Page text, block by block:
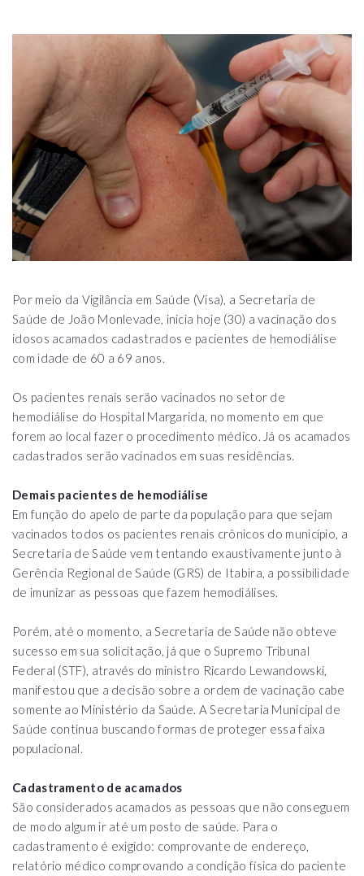
Por meio da Vigilância em Saúde (Visa), a Secretaria de
Saúde de João Monlevade, inicia hoje (30) a vacinação dos
idosos acamados cadastrados e pacientes de hemodiálise
com idade de 60 a 69 anos.
Os pacientes renais serão vacinados no setor de
hemodiálise do Hospital Margarida, no momento em que
forem ao local fazer o procedimento médico. Já os acamados
cadastrados serão vacinados em suas residências.
Demais pacientes de hemodiálise
Em função do apelo de parte da população para que sejam
vacinados todos os pacientes renais crônicos do município, a
Secretaria de Saúde vem tentando exaustivamente junto à
Gerência Regional de Saúde (GRS) de Itabira, a possibilidade
de imunizar as pessoas que fazem hemodiálises.
Porém, até o momento, a Secretaria de Saúde não obteve
sucesso em sua solicitação, já que o Supremo Tribunal
Federal (STF), através do ministro Ricardo Lewandowski,
manifestou que a decisão sobre a ordem de vacinação cabe
somente ao Ministério da Saúde. A Secretaria Municipal de
Saúde continua buscando formas de proteger essa faixa
populacional.
Cadastramento de acamados
São considerados acamados as pessoas que não conseguem
de modo algum ir até um posto de saúde. Para o
cadastramento é exigido: comprovante de endereço,
relatório médico comprovando a condição física do paciente